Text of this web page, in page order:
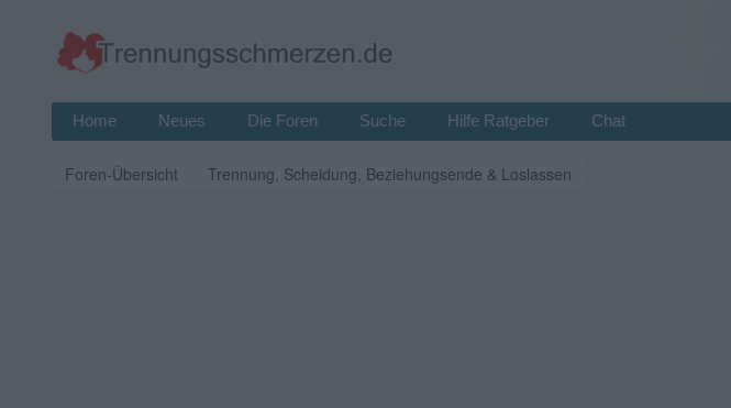
Home Neues Die Foren Suche Hilfe Ratgeber Chat
Foren-Übersicht Trennung, Scheidung, Beziehungsende & Loslassen